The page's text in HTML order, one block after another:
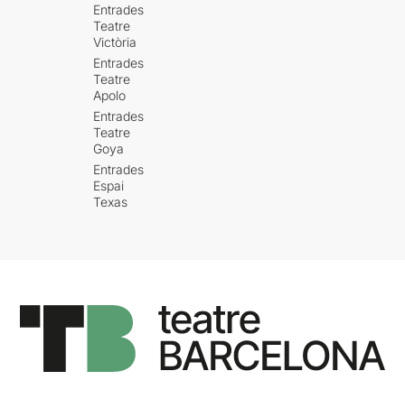
Entrades
Teatre
Victòria
Entrades
Teatre
Apolo
Entrades
Teatre
Goya
Entrades
Espai
Texas